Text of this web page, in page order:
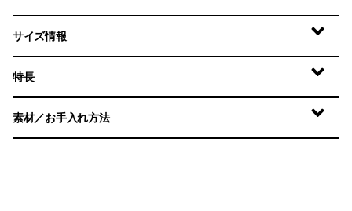
サイズ情報
特長
素材／お手入れ方法